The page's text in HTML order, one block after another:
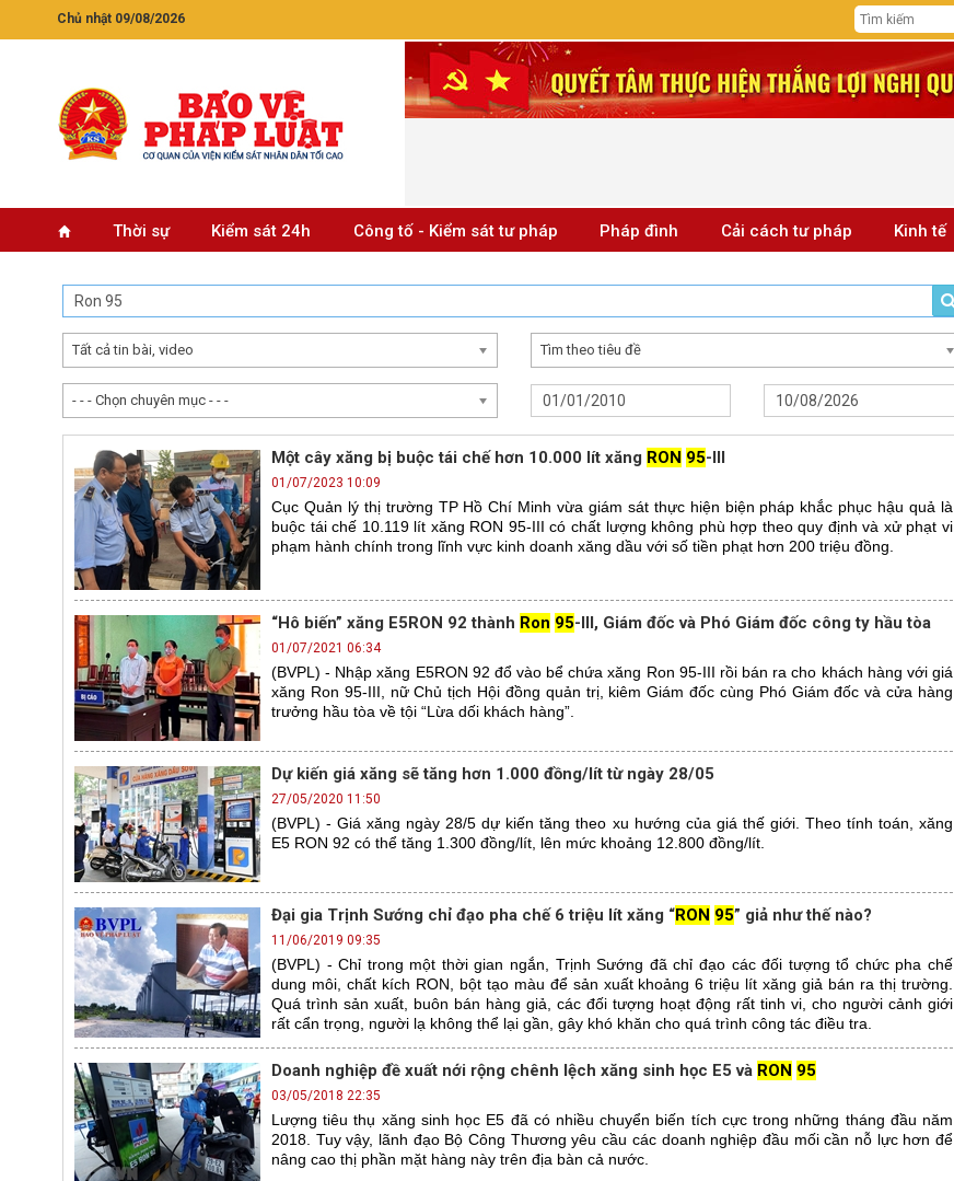
Chủ nhật 09/08/2026
Thời sự Kiểm sát 24h Công tố - Kiểm sát tư pháp Pháp đình Cải cách tư pháp Kinh tế
Tất cả tin bài, video Tìm theo tiêu đề
- - - Chọn chuyên mục - - -
Một cây xăng bị buộc tái chế hơn 10.000 lít xăng RON 95-III
01/07/2023 10:09
Cục Quản lý thị trường TP Hồ Chí Minh vừa giám sát thực hiện biện pháp khắc phục hậu quả là
buộc tái chế 10.119 lít xăng RON 95-III có chất lượng không phù hợp theo quy định và xử phạt vi
phạm hành chính trong lĩnh vực kinh doanh xăng dầu với số tiền phạt hơn 200 triệu đồng.
“Hô biến” xăng E5RON 92 thành Ron 95-III, Giám đốc và Phó Giám đốc công ty hầu tòa
01/07/2021 06:34
(BVPL) - Nhập xăng E5RON 92 đổ vào bể chứa xăng Ron 95-III rồi bán ra cho khách hàng với giá
xăng Ron 95-III, nữ Chủ tịch Hội đồng quản trị, kiêm Giám đốc cùng Phó Giám đốc và cửa hàng
trưởng hầu tòa về tội “Lừa dối khách hàng”.
Dự kiến giá xăng sẽ tăng hơn 1.000 đồng/lít từ ngày 28/05
27/05/2020 11:50
(BVPL) - Giá xăng ngày 28/5 dự kiến tăng theo xu hướng của giá thế giới. Theo tính toán, xăng
E5 RON 92 có thể tăng 1.300 đồng/lít, lên mức khoảng 12.800 đồng/lít.
Đại gia Trịnh Sướng chỉ đạo pha chế 6 triệu lít xăng “RON 95” giả như thế nào?
11/06/2019 09:35
(BVPL) - Chỉ trong một thời gian ngắn, Trịnh Sướng đã chỉ đạo các đối tượng tổ chức pha chế
dung môi, chất kích RON, bột tạo màu để sản xuất khoảng 6 triệu lít xăng giả bán ra thị trường.
Quá trình sản xuất, buôn bán hàng giả, các đối tượng hoạt động rất tinh vi, cho người cảnh giới
rất cẩn trọng, người lạ không thể lại gần, gây khó khăn cho quá trình công tác điều tra.
Doanh nghiệp đề xuất nới rộng chênh lệch xăng sinh học E5 và RON 95
03/05/2018 22:35
Lượng tiêu thụ xăng sinh học E5 đã có nhiều chuyển biến tích cực trong những tháng đầu năm
2018. Tuy vậy, lãnh đạo Bộ Công Thương yêu cầu các doanh nghiệp đầu mối cần nỗ lực hơn để
nâng cao thị phần mặt hàng này trên địa bàn cả nước.